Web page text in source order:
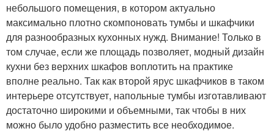
небольшого помещения, в котором актуально
максимально плотно скомпоновать тумбы и шкафчики
для разнообразных кухонных нужд. Внимание! Только в
том случае, если же площадь позволяет, модный дизайн
кухни без верхних шкафов воплотить на практике
вполне реально. Так как второй ярус шкафчиков в таком
интерьере отсутствует, напольные тумбы изготавливают
достаточно широкими и объемными, так чтобы в них
можно было удобно разместить все необходимое.